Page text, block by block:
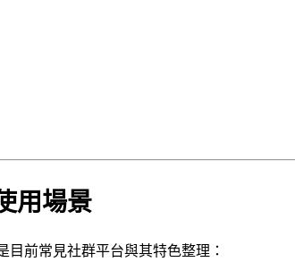
用場景
前常見社群平台與其特色整理：